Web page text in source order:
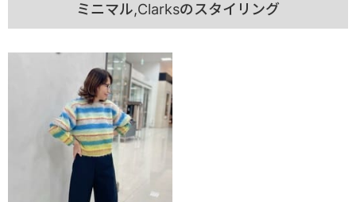
ミニマル,Clarksのスタイリング